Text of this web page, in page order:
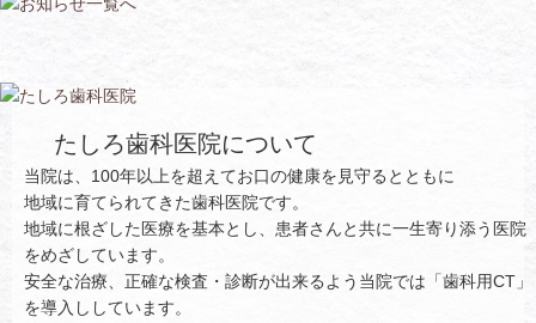
たしろ歯科医院について
当院は、100年以上を超えてお口の健康を見守るとともに
地域に育てられてきた歯科医院です。
地域に根ざした医療を基本とし、患者さんと共に一生寄り添う医院
をめざしています。
安全な治療、正確な検査・診断が出来るよう当院では「歯科用CT」
を導入ししています。